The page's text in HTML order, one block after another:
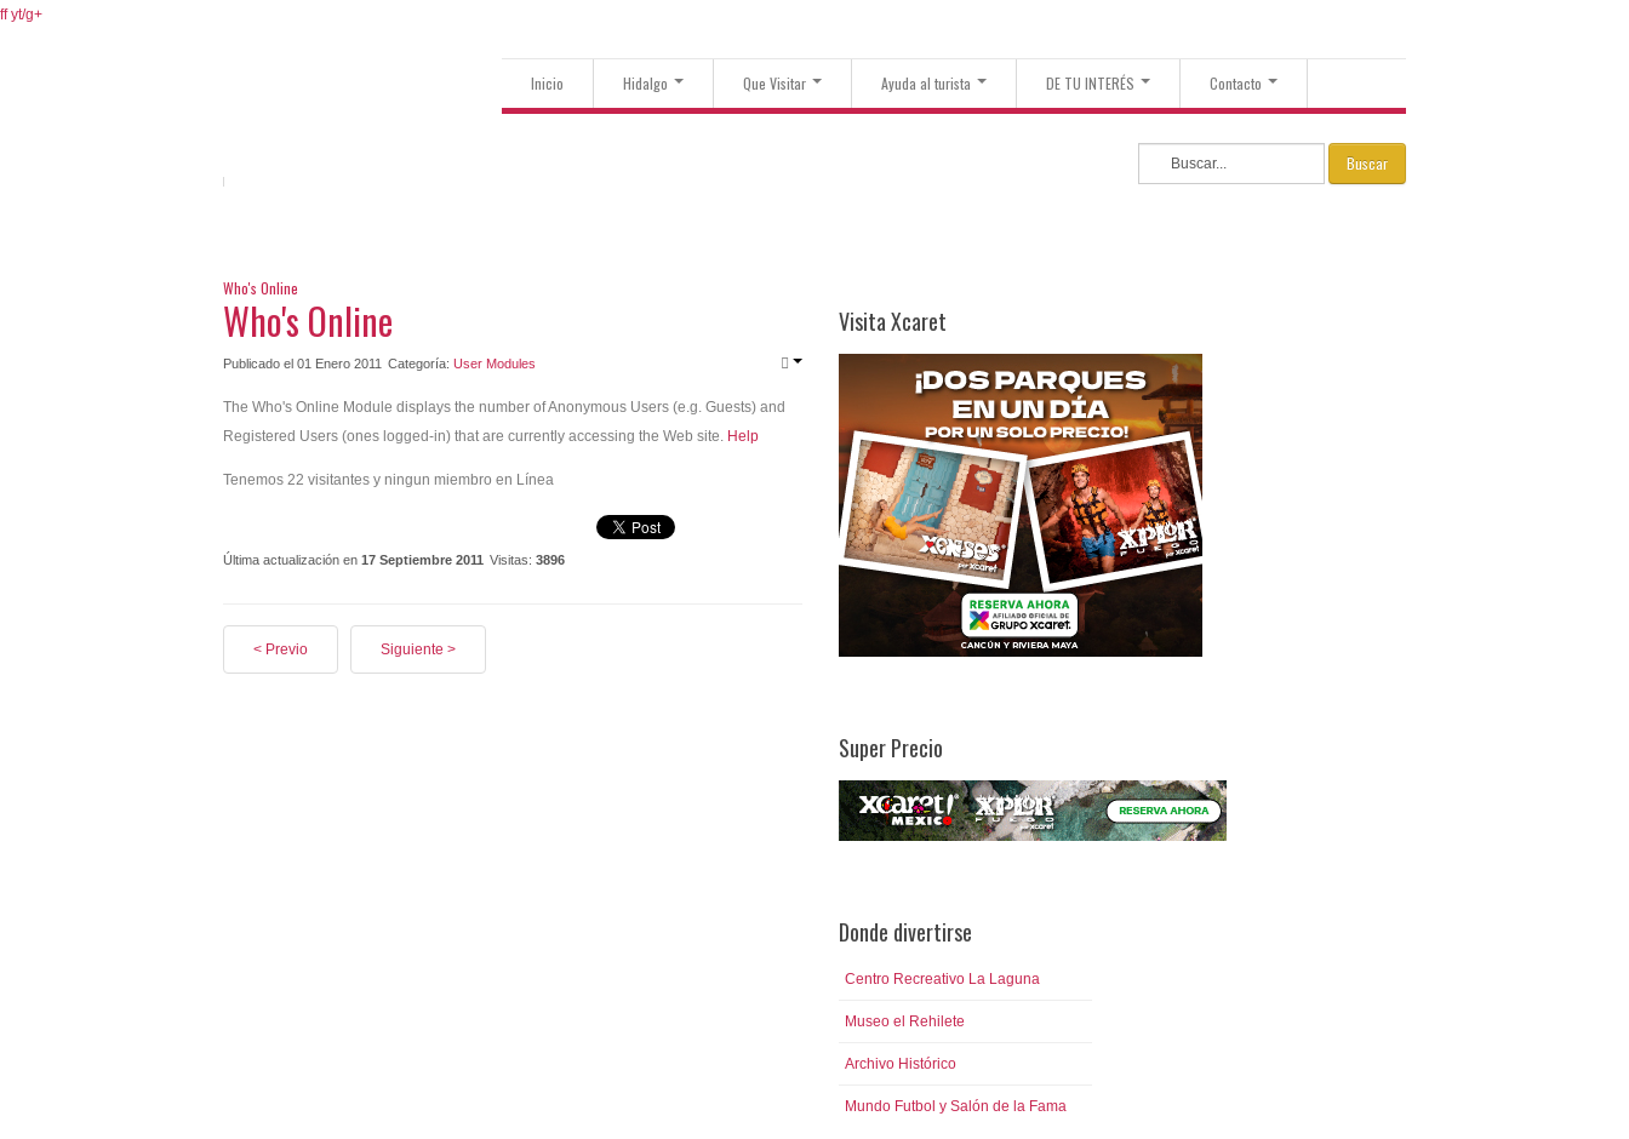
ff yt/g+
Inicio Hidalgo Que Visitar Ayuda al turista DE TU INTERÉS Contacto
Buscar
Who's Online
Who's Online
Publicado el 01 Enero 2011 Categoría: User Modules
The Who's Online Module displays the number of Anonymous Users (e.g. Guests) and
Registered Users (ones logged-in) that are currently accessing the Web site. Help
Tenemos 22 visitantes y ningun miembro en Línea
Última actualización en 17 Septiembre 2011 Visitas: 3896
< Previo Siguiente >
Visita Xcaret
Super Precio
Donde divertirse
Centro Recreativo La Laguna
Museo el Rehilete
Archivo Histórico
Mundo Futbol y Salón de la Fama